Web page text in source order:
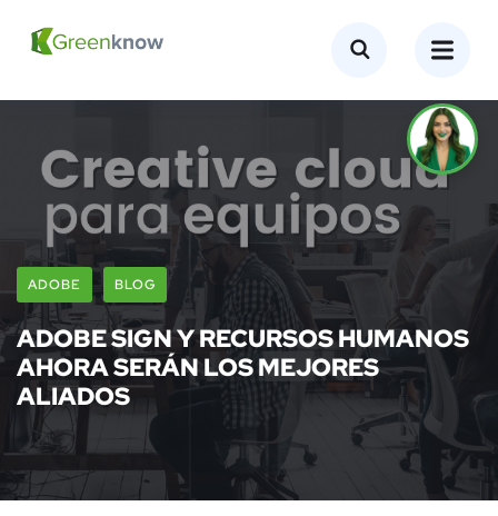
ADOBE BLOG
ADOBE SIGN Y RECURSOS HUMANOS
AHORA SERÁN LOS MEJORES
ALIADOS